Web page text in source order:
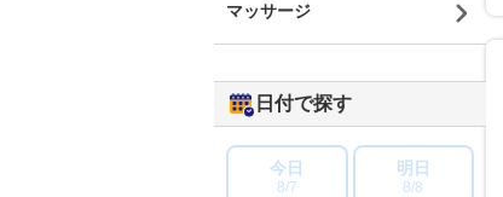
マッサージ
日付で探す
今日
8/7
明日
8/8